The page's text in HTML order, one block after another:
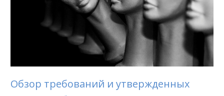
Обзор требований и утвержденных